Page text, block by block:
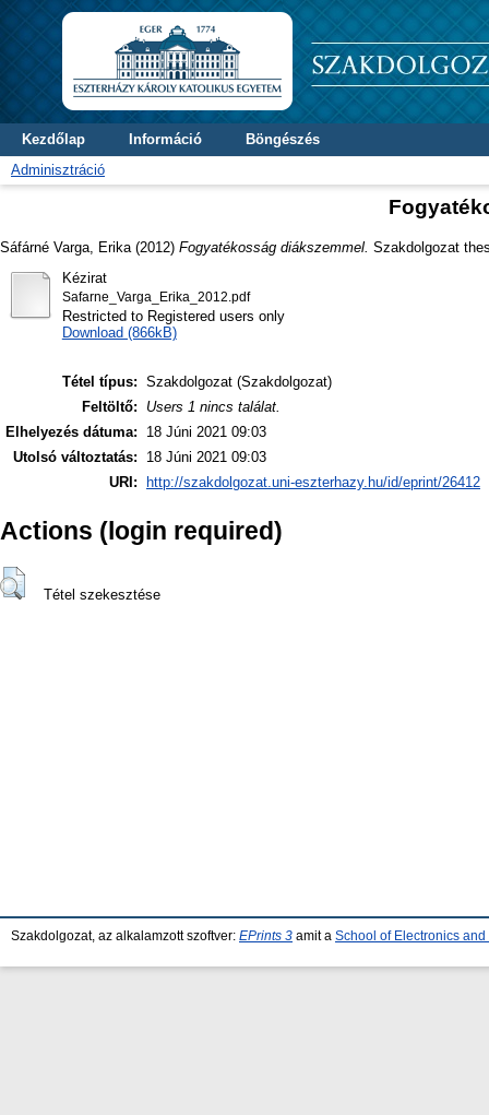
Kezdőlap Információ
Böngészés
Adminisztráció
Sáfárné Varga, Erika (2012) Fogyatékosság diákszemmel. Szakdolgozat
Kézirat
Safarne_Varga_Erika_2012.pdf
Restricted to Registered users only
Download (866kB)
Tétel típus: Szakdolgozat (Szakdolgozat)
Feltöltő:
Users 1 nincs találat.
Elhelyezés dátuma:
18 Júni 2021 09:03
Utolsó változtatás:
18 Júni 2021 09:03
URI:
http://szakdolgozat.uni-eszterhazy.hu/id/eprint/26412
Actions (login required)
Tétel szekesztése
Szakdolgozat, az alkalamzott szoftver: EPrints 3 amit a School of Electronics